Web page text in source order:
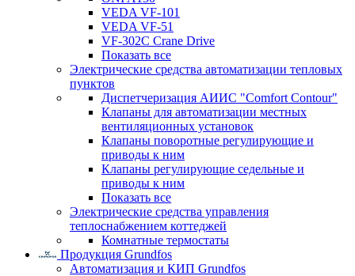
VEDA VF-101
VEDA VF-51
VF-302C Crane Drive
Показать все
Электрические средства автоматизации тепловых
пунктов
Диспетчеризация АИИС "Comfort Contour"
Клапаны для автоматизации местных
вентиляционных установок
Клапаны поворотные регулирующие и
приводы к ним
Клапаны регулирующие седельные и
приводы к ним
Показать все
Электрические средства управления
теплоснабжением коттеджей
Комнатные термостаты
Продукция Grundfos
Автоматизация и КИП Grundfos